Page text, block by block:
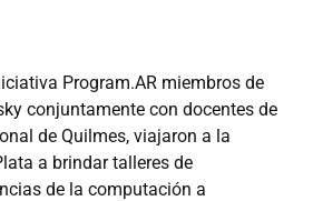
Program.AR miembros de
conjuntamente con docentes de
de Quilmes, viajaron a la
a brindar talleres de
de la computación a